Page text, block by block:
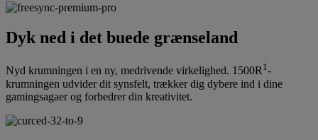
Dyk ned i det buede grænseland
Nyd krumningen i en ny, medrivende virkelighed. 1500R1-
krumningen udvider dit synsfelt, trækker dig dybere ind i dine
gamingsagaer og forbedrer din kreativitet.